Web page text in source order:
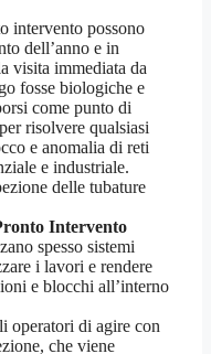
intervento possono
dell’anno e in
visita immediata da
fosse biologiche e
come punto di
risolvere qualsiasi
e anomalia di reti
e industriale.
delle tubature
Intervento
spesso sistemi
i lavori e rendere
e blocchi all’interno
operatori di agire con
che viene